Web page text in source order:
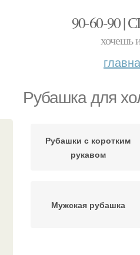
90-60-90
хочешь
Рубашка для
Рубашки с коротким
рукавом
Мужская рубашка